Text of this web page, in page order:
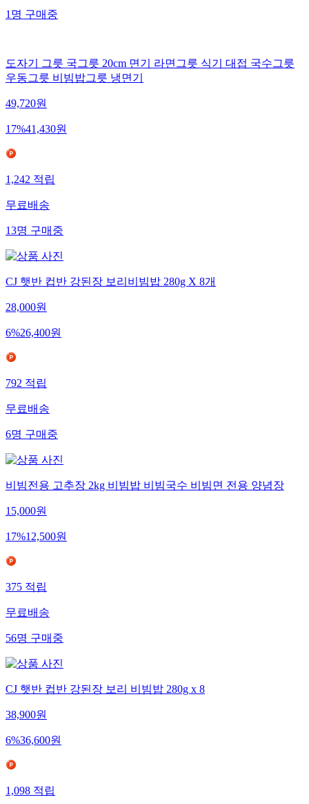
1명구매중
도자기 그릇 국그릇 20cm 면기 라면그릇 식기 대접 국수그릇
우동그릇 비빔밥그릇 냉면기
49,720원
17%41,430원
1,242적립
무료배송
13명구매중
CJ 햇반 컵반 강된장 보리비빔밥 280g X 8개
28,000원
6%26,400원
792적립
무료배송
6명구매중
비빔전용 고추장 2kg 비빔밥 비빔국수 비빔면 전용 양념장
15,000원
17%12,500원
375적립
무료배송
56명구매중
CJ 햇반 컵반 강된장 보리 비빔밥 280g x 8
38,900원
6%36,600원
1,098적립